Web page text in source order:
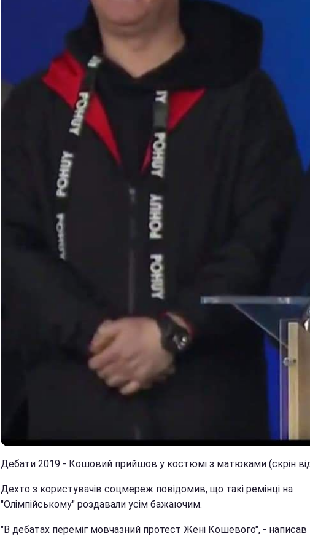
Дебати 2019 - Кошовий прийшов у костюмі з матюками (скрін
Дехто з користувачів соцмереж повідомив, що такі ремінці на
"Олімпійському" роздавали усім бажаючим.
"В дебатах переміг мовчазний протест Жені Кошевого", - написав